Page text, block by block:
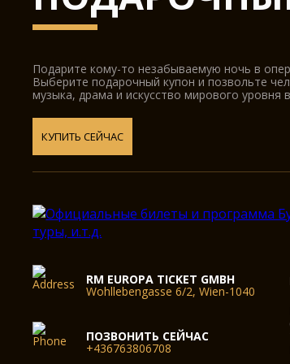
Подарите кому-то незабываемую ночь в
Выберите подарочный купон и позвольте
музыка, драма и искусство мирового уровня
КУПИТЬ СЕЙЧАС
RM EUROPA TICKET GMBH
Wohllebengasse 6/2, Wien-1040
ПОЗВОНИТЬ СЕЙЧАС
+436763806708